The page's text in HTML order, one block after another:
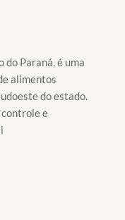
do Paraná, é uma
alimentos
do estado.
controle e